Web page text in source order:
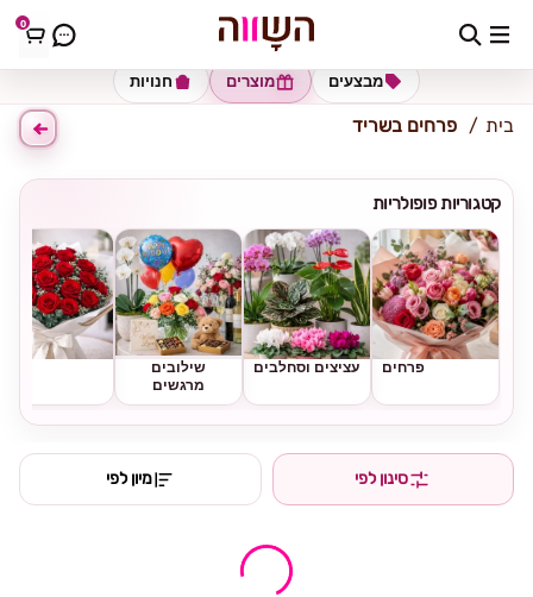
0 כתובת למשלוח הזינו כתובת
חנויות מוצרים מבצעים
בית פרחים בשריד
קטגוריות פופולריות
פרחים עציצים וסחלבים
שילובים
מרגשים
סינון לפי מיון לפי